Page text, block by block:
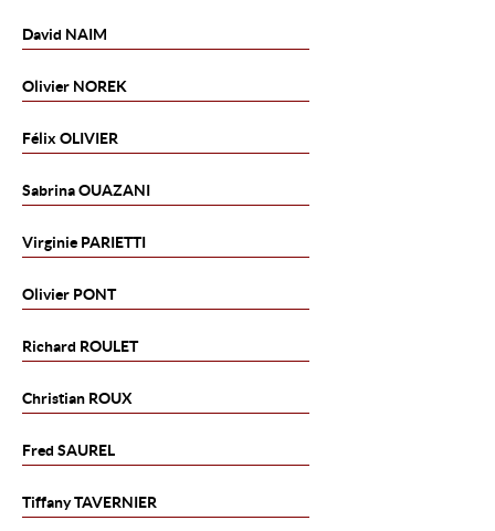
David NAIM
Olivier NOREK
Félix OLIVIER
SabrinaOUAZANI
Virginie PARIETTI
Olivier PONT
Richard ROULET
Christian ROUX
Fred SAUREL
TiffanyTAVERNIER